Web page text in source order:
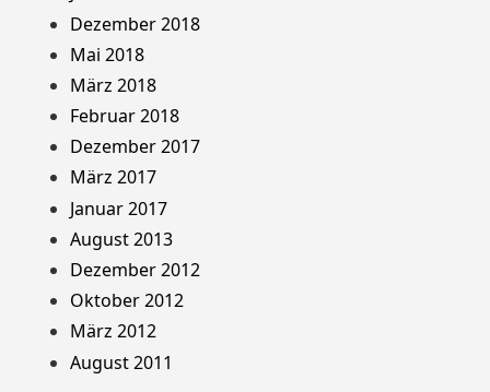
Dezember 2018
Mai 2018
März 2018
Februar 2018
Dezember 2017
März 2017
Januar 2017
August 2013
Dezember 2012
Oktober 2012
März 2012
August 2011